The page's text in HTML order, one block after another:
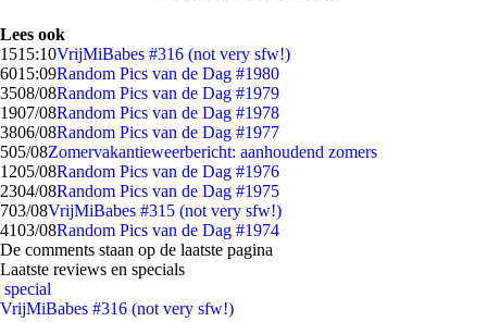
Lees ook
1515:10VrijMiBabes #316 (not very sfw!)
6015:09Random Pics van de Dag #1980
3508/08Random Pics van de Dag #1979
1907/08Random Pics van de Dag #1978
3806/08Random Pics van de Dag #1977
505/08Zomervakantieweerbericht: aanhoudend zomers
1205/08Random Pics van de Dag #1976
2304/08Random Pics van de Dag #1975
703/08VrijMiBabes #315 (not very sfw!)
4103/08Random Pics van de Dag #1974
De comments staan op de laatste pagina
Laatste reviews en specials
special
VrijMiBabes #316 (not very sfw!)